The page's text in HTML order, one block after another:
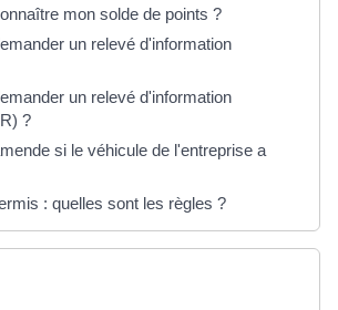
mon solde de points ?
un relevé d'information
un relevé d'information
?
si le véhicule de l'entreprise a
: quelles sont les règles ?